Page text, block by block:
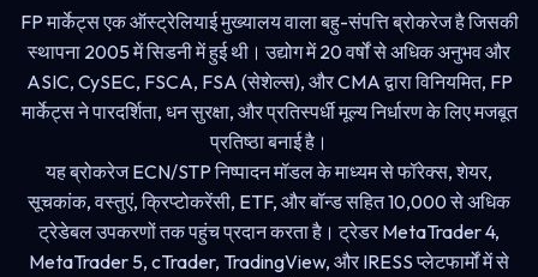
FP मार्केट्स एक ऑस्ट्रेलियाई मुख्यालय वाला बहु-संपत्ति ब्रोकरेज है जिसकी
स्थापना 2005 में सिडनी में हुई थी। उद्योग में 20 वर्षों से अधिक अनुभव और
ASIC, CySEC, FSCA, FSA (सेशेल्स), और CMA द्वारा विनियमित, FP
मार्केट्स ने पारदर्शिता, धन सुरक्षा, और प्रतिस्पर्धी मूल्य निर्धारण के लिए मजबूत
प्रतिष्ठा बनाई है।
यह ब्रोकरेज ECN/STP निष्पादन मॉडल के माध्यम से फॉरेक्स, शेयर,
सूचकांक, वस्तुएं, क्रिप्टोकरेंसी, ETF, और बॉन्ड सहित 10,000 से अधिक
ट्रेडेबल उपकरणों तक पहुंच प्रदान करता है। ट्रेडर MetaTrader 4,
MetaTrader 5, cTrader, TradingView, और IRESS प्लेटफार्मों में से